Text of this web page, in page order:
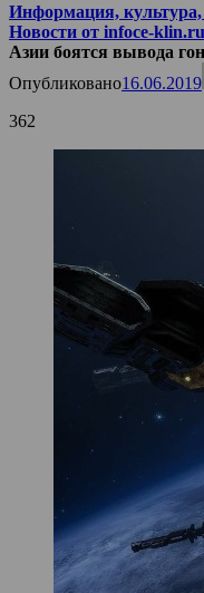
Информация,
Новости от infoce-klin.ru
Азии боятся вывода
Опубликовано16.06.2019
362